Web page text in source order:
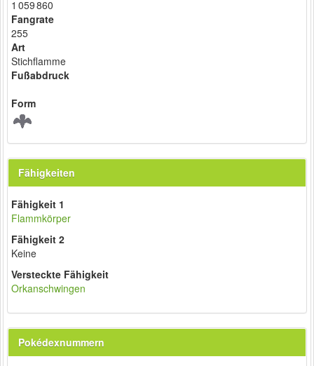
1 059 860
Fangrate
255
Art
Stichflamme
Fußabdruck
Form
Fähigkeiten
Fähigkeit 1
Flammkörper
Fähigkeit 2
Keine
Versteckte Fähigkeit
Orkanschwingen
Pokédexnummern